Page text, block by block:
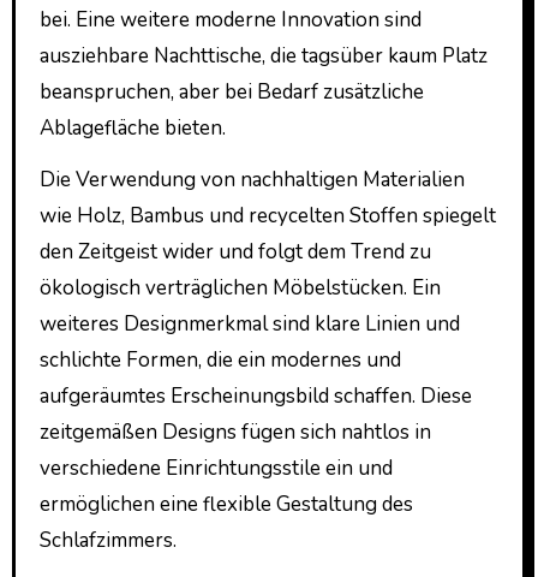
bei. Eine weitere moderne Innovation sind
ausziehbare Nachttische, die tagsüber kaum Platz
beanspruchen, aber bei Bedarf zusätzliche
Ablagefläche bieten.
Die Verwendung von nachhaltigen Materialien
wie Holz, Bambus und recycelten Stoffen spiegelt
den Zeitgeist wider und folgt dem Trend zu
ökologisch verträglichen Möbelstücken. Ein
weiteres Designmerkmal sind klare Linien und
schlichte Formen, die ein modernes und
aufgeräumtes Erscheinungsbild schaffen. Diese
zeitgemäßen Designs fügen sich nahtlos in
verschiedene Einrichtungsstile ein und
ermöglichen eine flexible Gestaltung des
Schlafzimmers.